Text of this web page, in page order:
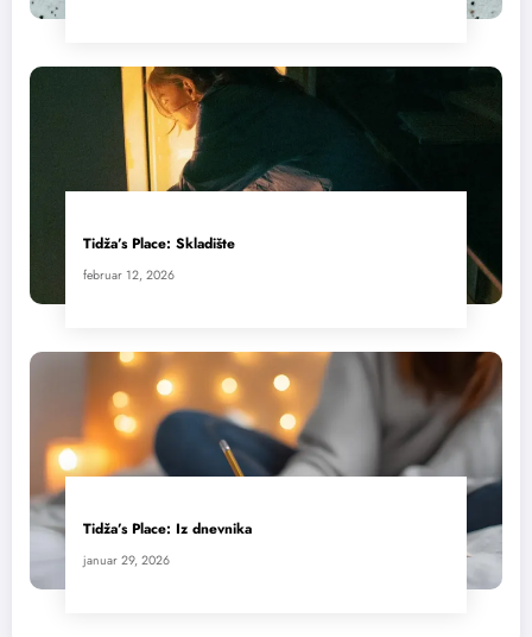
Tidža’s Place: Skladište
februar 12, 2026
Tidža’s Place: Iz dnevnika
januar 29, 2026